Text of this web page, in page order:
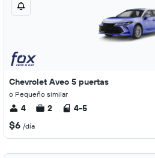
Chevrolet Aveo 5 puertas
o Pequeño similar
4 2 4-5
$6 /día